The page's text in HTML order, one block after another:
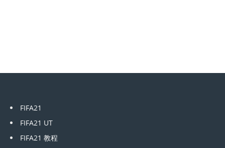
FIFA21
FIFA21 UT
FIFA21 教程